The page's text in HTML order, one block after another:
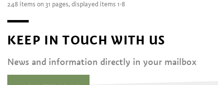
248 items on 31 pages, displayed items 1-8
KEEP IN TOUCH WITH US
News and information directly in your mailbox